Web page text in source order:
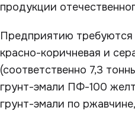
продукции
Предприятию
красно-коричневая и
(соответственно 7,3
грунт-эмали ПФ-100
грунт-эмали по